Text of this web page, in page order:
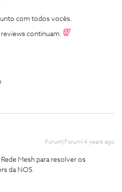
com todos vocês.
continuam.
Forum|Forum|4 years ago
Mesh para resolver os
da NOS.